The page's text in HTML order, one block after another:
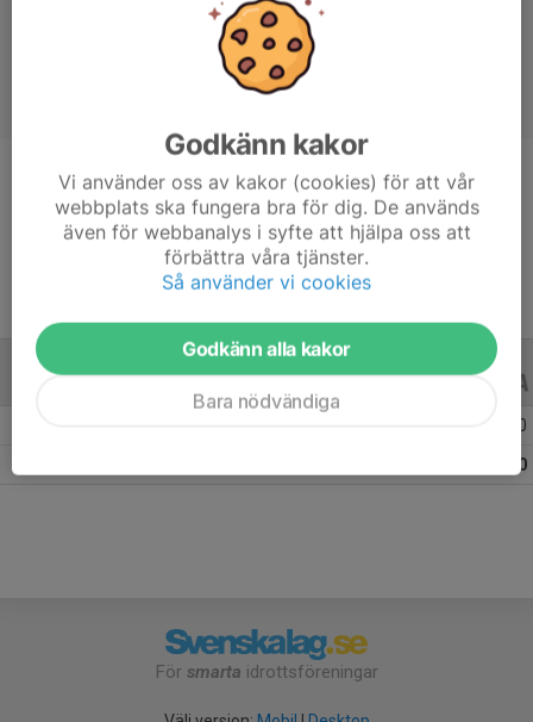
Position
-
31 år
0
0
För smarta idrottsföreningar
Godkänn kakor
Vi använder oss av kakor (cookies) för att vår
webbplats ska fungera bra för dig. De används
även för webbanalys i syfte att hjälpa oss att
förbättra våra tjänster.
Så använder vi cookies
Godkänn alla kakor
Bara nödvändiga